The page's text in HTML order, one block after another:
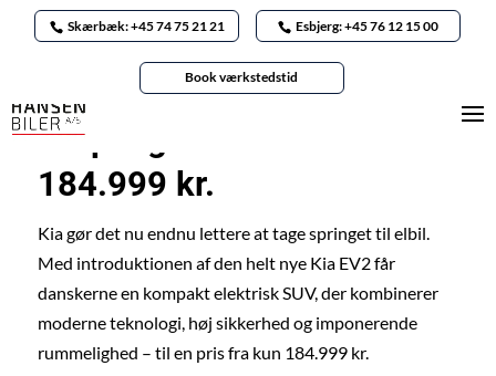
Skærbæk: +45 74 75 21 21 Esbjerg: +45 76 12 15 00
Book værkstedstid
Ny Kia EV2: Masser af elbil
for pengene – fra kun
184.999 kr.
Kia gør det nu endnu lettere at tage springet til elbil.
Med introduktionen af den helt nye Kia EV2 får
danskerne en kompakt elektrisk SUV, der kombinerer
moderne teknologi, høj sikkerhed og imponerende
rummelighed – til en pris fra kun 184.999 kr.